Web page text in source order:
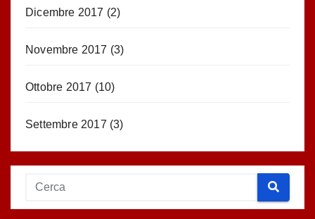
Dicembre 2017 (2)
Novembre 2017 (3)
Ottobre 2017 (10)
Settembre 2017 (3)